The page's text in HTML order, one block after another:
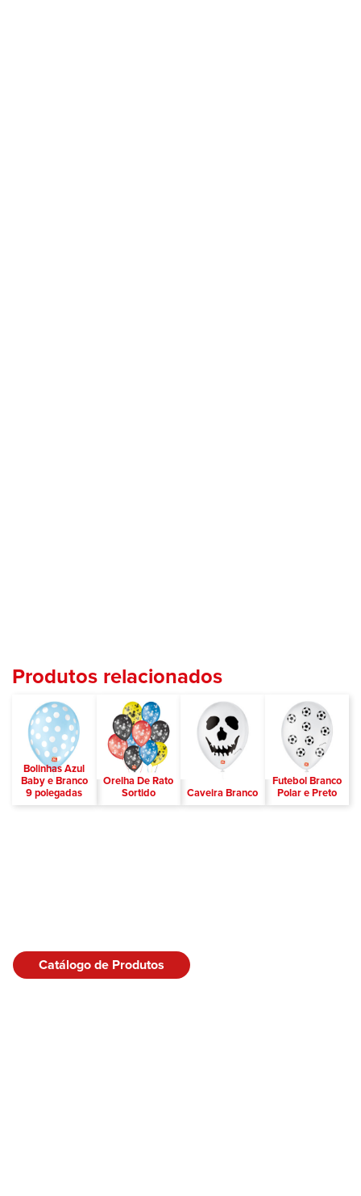
Produtos relacionados
Bolinhas Azul
Baby e Branco
9 polegadas
Orelha De Rato
Sortido Caveira Branco
Futebol Branco
Polar e Preto
Catálogo de Produtos